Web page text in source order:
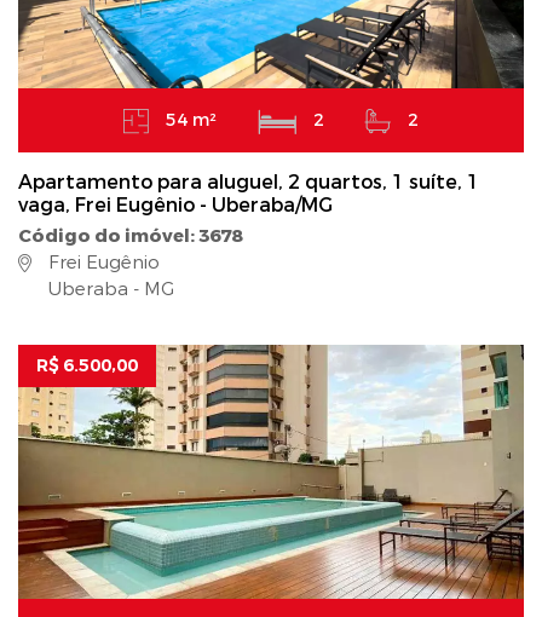
54 m² 2 2
Apartamento para aluguel, 2 quartos, 1 suíte, 1
vaga, Frei Eugênio - Uberaba/MG
Código do imóvel: 3678
Frei Eugênio
Uberaba - MG
R$ 6.500,00